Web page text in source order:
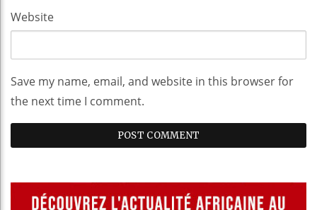
Website
Save my name, email, and website in this browser for
the next time I comment.